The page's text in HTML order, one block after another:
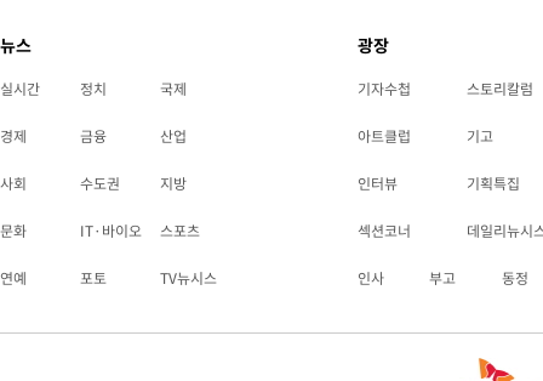
뉴스
실시간 정치 국제
경제 금융 산업
사회 수도권 지방
문화 IT·바이오 스포츠
연예 포토 TV뉴시스
광장
기자수첩 스토리칼럼
아트클럽 기고
인터뷰 기획특집
섹션코너 데일리뉴시
인사 부고 동정